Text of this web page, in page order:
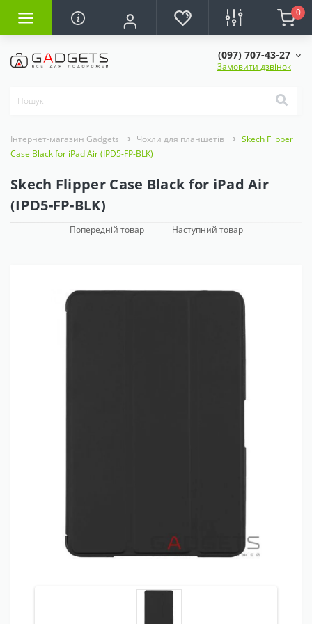
0
(097) 707-43-27
Замовити дзвінок
Інтернет-магазин Gadgets Чохли для планшетів
Skech Flipper
Case Black for iPad Air (IPD5-FP-BLK)
Skech Flipper Case Black for iPad Air
(IPD5-FP-BLK)
Попередній товар Наступний товар